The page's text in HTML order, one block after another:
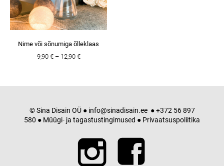
Nime või sõnumiga õlleklaas
9,90 € – 12,90 €
© Sina Disain OÜ ● info@sinadisain.ee● +372 56 897
580 ● Müügi- ja tagastustingimused ● Privaatsuspoliitika